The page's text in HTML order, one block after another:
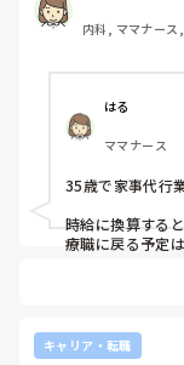
内科, ママナー
はる
ママナース
35歳で家事代行
時給に換算する
キャリア・転職